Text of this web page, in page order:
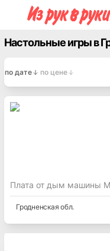
Настольные игры в
по дате по цене
Плата от дым машины
Гродненская обл.